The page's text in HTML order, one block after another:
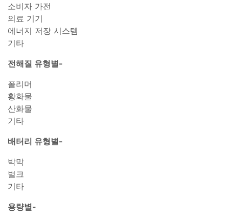
소비자 가전
의료 기기
에너지 저장 시스템
기타
전해질 유형별-
폴리머
황화물
산화물
기타
배터리 유형별-
박막
벌크
기타
용량별-